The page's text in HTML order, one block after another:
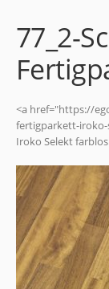
77_2-
<a href="https://
fertigparkett-
Iroko Selekt